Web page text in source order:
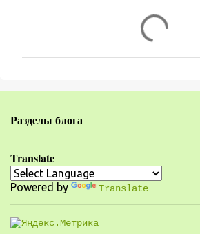
е
т
р
и
и
Разделы блога
Translate
Powered by Translate